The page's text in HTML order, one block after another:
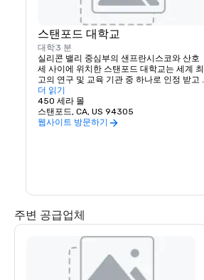
스탠포드 대학교
대학3 분
실리콘 밸리 중심부의 샌프란시스코와 산호
세 사이에 위치한 스탠포드 대학교는 세계 최
고의 연구 및 교육 기관 중 하나로 인정 받고
있습니다.
더 읽기
450 세라 몰
스탠포드, CA, US 94305
웹사이트 방문하기
주변 공급업체